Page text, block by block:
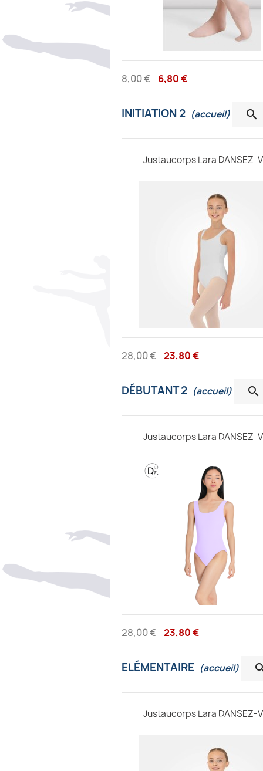
8,00 € 6,80 €
INITIATION 2 (accueil) 
Justaucorps Lara DANSEZ-
28,00 € 23,80 €
DÉBUTANT 2 (accueil) 
Justaucorps Lara DANSEZ-
28,00 € 23,80 €
ELÉMENTAIRE (accueil)
Justaucorps Lara DANSEZ-